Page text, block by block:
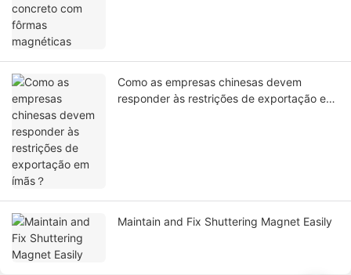
Como as empresas chinesas devem
responder às restrições de exportação em
Maintain and Fix Shuttering Magnet Easily